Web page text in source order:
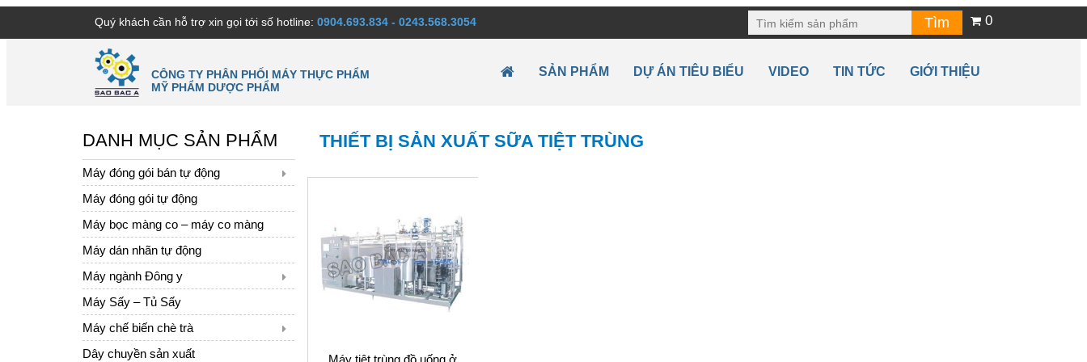
Quý khách cần hỗ trợ xin gọi tới số hotline: 0904.693.834 - 0243.568.3054 0
CÔNG TY PHÂN PHỐI MÁY THỰC PHẨM
MỸ PHẨM DƯỢC PHẨM
SẢN PHẨM DỰ ÁN TIÊU BIỂU VIDEO TIN TỨC GIỚI THIỆU
THIẾT BỊ SẢN XUẤT SỮA TIỆT TRÙNG
Máy tiệt trùng đồ uống ở
DANH MỤC SẢN PHẨM
Máy đóng gói bán tự động
Máy đóng gói tự động
Máy bọc màng co – máy co màng
Máy dán nhãn tự động
Máy ngành Đông y
Máy Sấy – Tủ Sấy
Máy chế biến chè trà
Dây chuyền sản xuất